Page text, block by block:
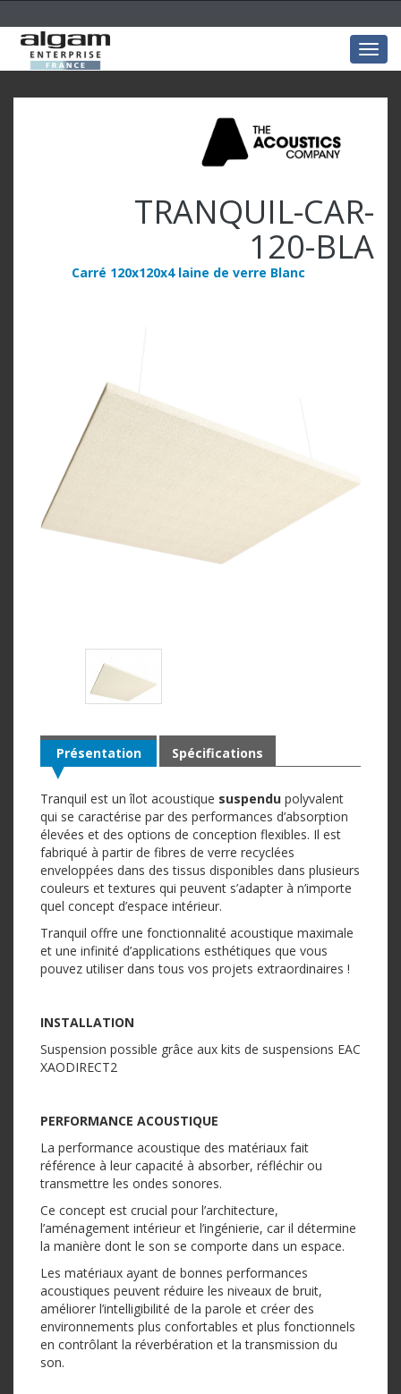
TRANQUIL-CAR-
120-BLA
Carré 120x120x4 laine de verre Blanc
Présentation
Tranquil est un îlot acoustique suspendu polyvalent
qui se caractérise par des performances d’absorption
élevées et des options de conception flexibles. Il est
fabriqué à partir de fibres de verre recyclées
enveloppées dans des tissus disponibles dans plusieurs
couleurs et textures qui peuvent s’adapter à n’importe
quel concept d’espace intérieur.
Tranquil offre une fonctionnalité acoustique maximale
et une infinité d’applications esthétiques que vous
pouvez utiliser dans tous vos projets extraordinaires !
INSTALLATION
Suspension possible grâce aux kits de suspensions EAC
XAODIRECT2
PERFORMANCE ACOUSTIQUE
La performance acoustique des matériaux fait
référence à leur capacité à absorber, réfléchir ou
transmettre les ondes sonores.
Ce concept est crucial pour l’architecture,
l’aménagement intérieur et l’ingénierie, car il détermine
la manière dont le son se comporte dans un espace.
Les matériaux ayant de bonnes performances
acoustiques peuvent réduire les niveaux de bruit,
améliorer l’intelligibilité de la parole et créer des
environnements plus confortables et plus fonctionnels
en contrôlant la réverbération et la transmission du
son.
Spécifications